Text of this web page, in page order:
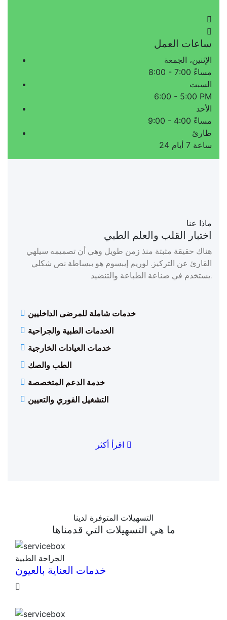
ساعات العمل
الإثنين، الجمعة
8:00 - 7:00 مساءً
السبت
6:00 - 5:00 PM
الأحد
9:00 - 4:00 مساءً
طارئ
24 ساعة 7 أيام
ماذا عنا
اختبار القلب والعلم الطبي
هناك حقيقة مثبتة منذ زمن طويل وهي أن تصميمه سيلهي
القارئ عن التركيز. لوريم إيبسوم هو ببساطة نص شكلي
يستخدم في صناعة الطباعة والتنضيد.
خدمات شاملة للمرضى الداخليين
الخدمات الطبية والجراحية
خدمات العيادات الخارجية
الطب والصك
خدمة الدعم المتخصصة
التشغيل الفوري والتعيين
اقرأ أكثر
التسهيلات المتوفرة لدينا
ما هي التسهيلات التي قدمناها
الجراحة الطبية
خدمات العناية بالعيون